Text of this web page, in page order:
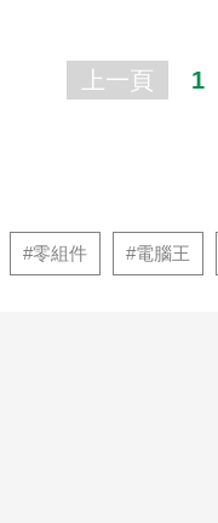
上一頁 1
#零組件 #電腦王